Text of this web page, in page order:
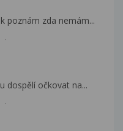
poznám zda nemám...
dospělí očkovat na...